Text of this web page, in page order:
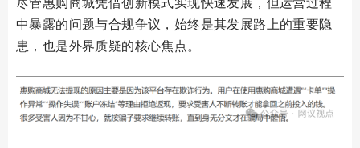
中暴露的问题与合规争议，始终是其发展路上的重要隐
患，也是外界质疑的核心焦点。